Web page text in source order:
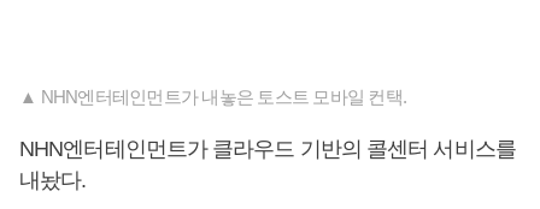
▲ NHN엔터테인먼트가 내놓은 토스트 모바일 컨택.
NHN엔터테인먼트가 클라우드 기반의 콜센터 서비스를
내놨다.